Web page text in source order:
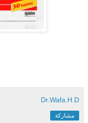
Dr.Wafa.H.D
مشاركة